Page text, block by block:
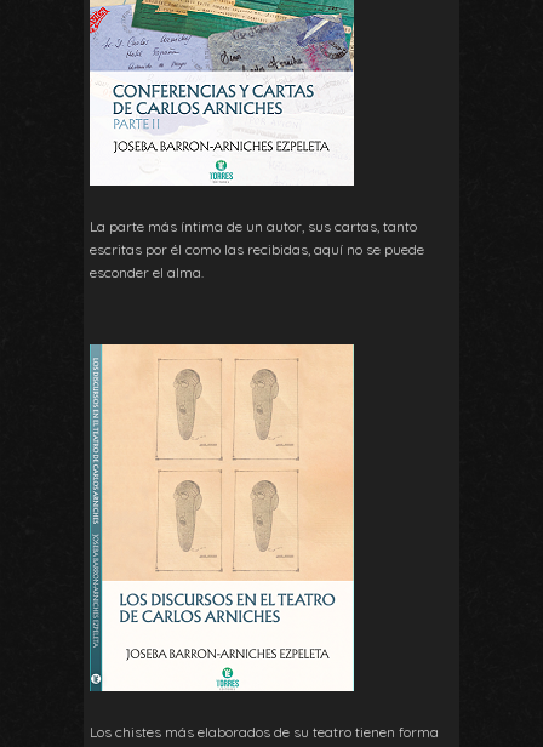
La parte más íntima de un autor, sus cartas, tanto
escritas por él como las recibidas, aquí no se puede
esconder el alma.
Los chistes más elaborados de su teatro tienen forma